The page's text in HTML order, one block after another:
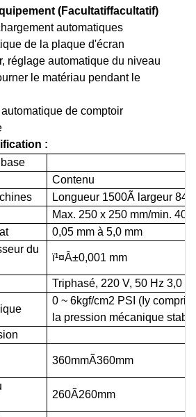
(Facultatiffacultatif)
automatiques
de la plaque d'écran
réglage automatique du niveau
le matériau pendant le
de comptoir
:
Contenu
Longueur 1500Ã largeur
Max. 250 x 250 mm/min. 40
0,05 mm à 5,0 mm
du
ï¹¤Â±0,001 mm
Triphasé, 220 V, 50 Hz 3,0
0 ~ 6kgf/cm2 PSI ( y compris
la pression mécanique
360mmÃ360mm
260Ã260mm